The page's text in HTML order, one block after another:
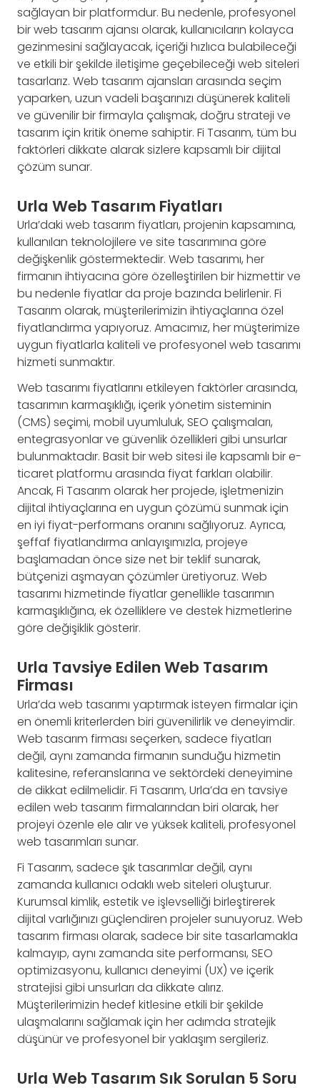
sağlayan bir platformdur. Bu nedenle, profesyonel
bir web tasarım ajansı olarak, kullanıcıların kolayca
gezinmesini sağlayacak, içeriği hızlıca bulabileceği
ve etkili bir şekilde iletişime geçebileceği web siteleri
tasarlarız. Web tasarım ajansları arasında seçim
yaparken, uzun vadeli başarınızı düşünerek kaliteli
ve güvenilir bir firmayla çalışmak, doğru strateji ve
tasarım için kritik öneme sahiptir. Fi Tasarım, tüm bu
faktörleri dikkate alarak sizlere kapsamlı bir dijital
çözüm sunar.
Urla Web Tasarım Fiyatları
Urla’daki web tasarım fiyatları, projenin kapsamına,
kullanılan teknolojilere ve site tasarımına göre
değişkenlik göstermektedir. Web tasarımı, her
firmanın ihtiyacına göre özelleştirilen bir hizmettir ve
bu nedenle fiyatlar da proje bazında belirlenir. Fi
Tasarım olarak, müşterilerimizin ihtiyaçlarına özel
fiyatlandırma yapıyoruz. Amacımız, her müşterimize
uygun fiyatlarla kaliteli ve profesyonel web tasarımı
hizmeti sunmaktır.
Web tasarımı fiyatlarını etkileyen faktörler arasında,
tasarımın karmaşıklığı, içerik yönetim sisteminin
(CMS) seçimi, mobil uyumluluk, SEO çalışmaları,
entegrasyonlar ve güvenlik özellikleri gibi unsurlar
bulunmaktadır. Basit bir web sitesi ile kapsamlı bir e-
ticaret platformu arasında fiyat farkları olabilir.
Ancak, Fi Tasarım olarak her projede, işletmenizin
dijital ihtiyaçlarına en uygun çözümü sunmak için
en iyi fiyat-performans oranını sağlıyoruz. Ayrıca,
şeffaf fiyatlandırma anlayışımızla, projeye
başlamadan önce size net bir teklif sunarak,
bütçenizi aşmayan çözümler üretiyoruz. Web
tasarımı hizmetinde fiyatlar genellikle tasarımın
karmaşıklığına, ek özelliklere ve destek hizmetlerine
göre değişiklik gösterir.
Urla Tavsiye Edilen Web Tasarım
Firması
Urla’da web tasarımı yaptırmak isteyen firmalar için
en önemli kriterlerden biri güvenilirlik ve deneyimdir.
Web tasarım firması seçerken, sadece fiyatları
değil, aynı zamanda firmanın sunduğu hizmetin
kalitesine, referanslarına ve sektördeki deneyimine
de dikkat edilmelidir. Fi Tasarım, Urla’da en tavsiye
edilen web tasarım firmalarından biri olarak, her
projeyi özenle ele alır ve yüksek kaliteli, profesyonel
web tasarımları sunar.
Fi Tasarım, sadece şık tasarımlar değil, aynı
zamanda kullanıcı odaklı web siteleri oluşturur.
Kurumsal kimlik, estetik ve işlevselliği birleştirerek
dijital varlığınızı güçlendiren projeler sunuyoruz. Web
tasarım firması olarak, sadece bir site tasarlamakla
kalmayıp, aynı zamanda site performansı, SEO
optimizasyonu, kullanıcı deneyimi (UX) ve içerik
stratejisi gibi unsurları da dikkate alırız.
Müşterilerimizin hedef kitlesine etkili bir şekilde
ulaşmalarını sağlamak için her adımda stratejik
düşünür ve profesyonel bir yaklaşım sergileriz.
Urla Web Tasarım Sık Sorulan 5 Soru